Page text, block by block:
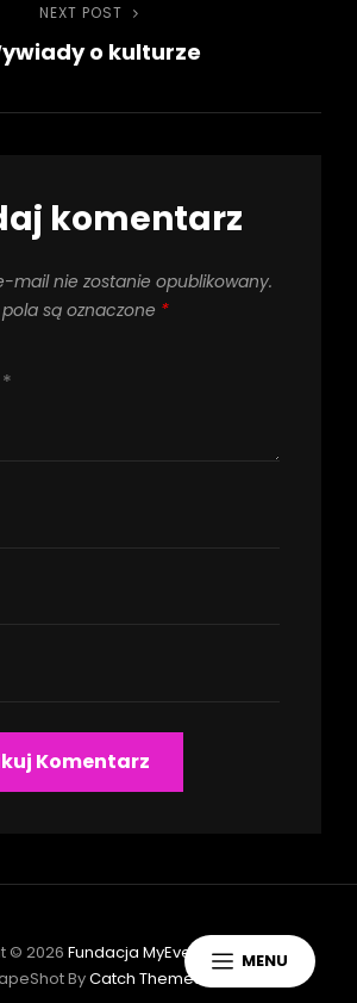
MENU
Next
Post
NEXT POST
o kulturze
komentarz
mail nie zostanie opublikowany.
są oznaczone *
© 2026 Fundacja MyEvergreen |
ByCatch Themes